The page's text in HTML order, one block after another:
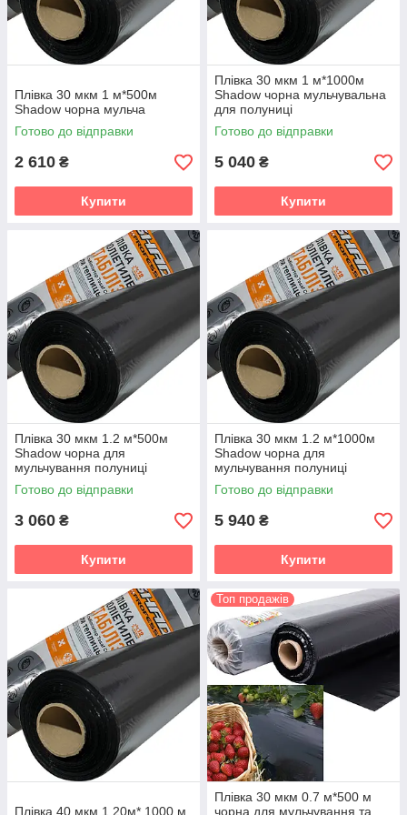
мульчування TM Shadow вже сьогодні!
Плівка 30 мкм 1 м*500м
Shadow чорна мульча
Готово до відправки
2 610 ₴
Купити
Плівка 30 мкм 1 м*1000м
Shadow чорна мульчувальна
для полуниці
Готово до відправки
5 040 ₴
Купити
Плівка 30 мкм 1.2 м*500м
Shadow чорна для
мульчування полуниці
Готово до відправки
3 060 ₴
Купити
Плівка 30 мкм 1.2 м*1000м
Shadow чорна для
мульчування полуниці
Готово до відправки
5 940 ₴
Купити
Плівка 40 мкм 1.20м* 1000 м
Топ продажів
Плівка 30 мкм 0.7 м*500 м
чорна для мульчування та